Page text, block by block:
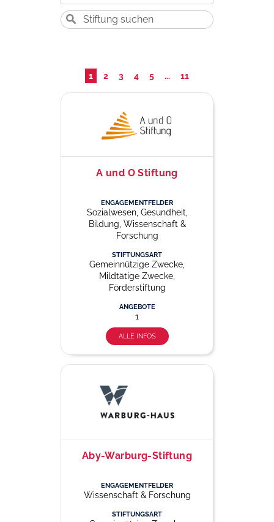
1 2 3 4 5 ... 11
A und O Stiftung
ENGAGEMENTFELDER
Sozialwesen, Gesundheit,
Bildung, Wissenschaft &
Forschung
STIFTUNGSART
Gemeinnützige Zwecke,
Mildtätige Zwecke,
Förderstiftung
ANGEBOTE
1
ALLE INFOS
Aby-Warburg-Stiftung
ENGAGEMENTFELDER
Wissenschaft & Forschung
STIFTUNGSART